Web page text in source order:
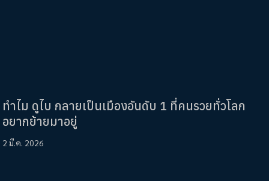
ทำไม ดูไบ กลายเป็นเมืองอันดับ 1 ที่คนรวยทั่วโลก
อยากย้ายมาอยู่
2 มี.ค. 2026